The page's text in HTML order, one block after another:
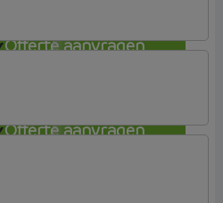
Offerte aanvragen
Offerte aanvragen